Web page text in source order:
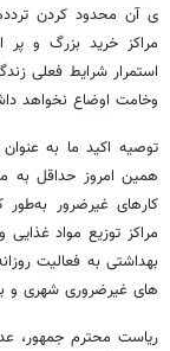
ی آن محدود کردن
مراکز خرید بزرگ و
استمرار شرایط فعلی
وخامت اوضاع نخواهد
توصیه اکید ما به
کارهای غیرضرور
مراکز توزیع مواد
بهداشتی به فعالیت
های غیرضروری شهری و
ریاست محترم جمهور،